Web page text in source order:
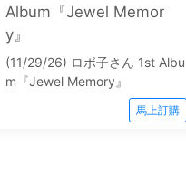
Album『Jewel Memor
y』
(11/29/26) ロボ子さん 1st Albu
m『Jewel Memory』
馬上訂購